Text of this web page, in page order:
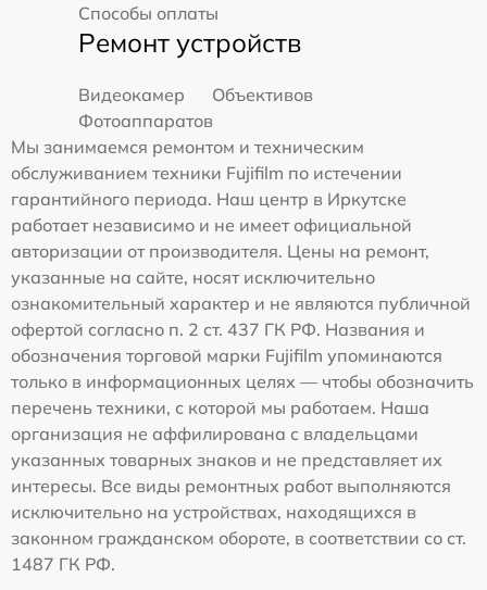
Способы оплаты
Ремонт устройств
Видеокамер
Объективов
Фотоаппаратов
Мы занимаемся ремонтом и техническим
обслуживанием техники Fujifilm по истечении
гарантийного периода. Наш центр в Иркутске
работает независимо и не имеет официальной
авторизации от производителя. Цены на ремонт,
указанные на сайте, носят исключительно
ознакомительный характер и не являются публичной
офертой согласно п. 2 ст. 437 ГК РФ. Названия и
обозначения торговой марки Fujifilm упоминаются
только в информационных целях — чтобы обозначить
перечень техники, с которой мы работаем. Наша
организация не аффилирована с владельцами
указанных товарных знаков и не представляет их
интересы. Все виды ремонтных работ выполняются
исключительно на устройствах, находящихся в
законном гражданском обороте, в соответствии со ст.
1487 ГК РФ.